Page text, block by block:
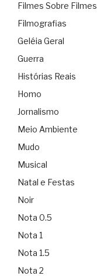
Filmes Sobre Filmes
Filmografias
Geléia Geral
Guerra
Histórias Reais
Homo
Jornalismo
Meio Ambiente
Mudo
Musical
Natal e Festas
Noir
Nota 0.5
Nota 1
Nota 1.5
Nota 2